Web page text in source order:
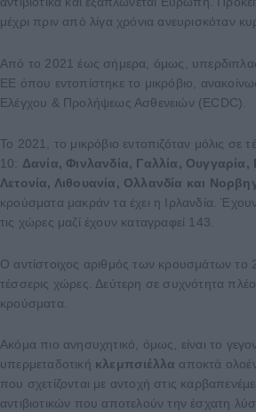
μέχρι πριν από λίγα χρόνια ανευρισκόταν
Από το 2021 έως σήμερα, όμως,
ΕΕ όπου εντοπίστηκε το μικρόβιο,
Ελέγχου & Προλήψεως Ασθενειών (ECDC).
Το 2021, το μικρόβιο εντοπιζόταν μόλις σε
10: Δανία, Φινλανδία, Γαλλία, Ουγγαρία,
Λετονία, Λιθουανία, Ολλανδία και
κρούσματα μακράν τα έχει η Ιρλανδία.
τις χώρες μαζί έχουν καταγραφεί 143.
Ο αντίστοιχος αριθμός των κρουσμάτων το
τέσσερις χώρες. Δεύτερη σε συχνότητα
κρούσματα.
Ακόμα πιο ανησυχητικό, όμως, είναι το
υπερμεταδοτική κλεμπσιέλλα αποκτά
που σχετίζονται με αντοχή στις
αντιβιοτικών που αποτελούν την έσχατη